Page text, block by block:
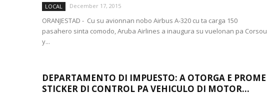
LOCAL December 17, 2015
ORANJESTAD - Cu su avionnan nobo Airbus A-320 cu ta carga 150
pasahero sinta comodo, Aruba Airlines a inaugura su vuelonan pa Corsou
y...
DEPARTAMENTO DI IMPUESTO: A OTORGA E PROME
STICKER DI CONTROL PA VEHICULO DI MOTOR...